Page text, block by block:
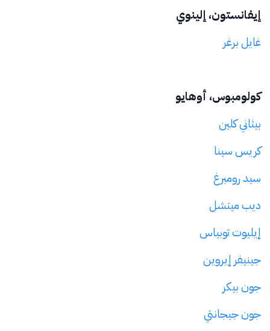
إيفانستون، إلينوي
غايل برغر
كولومبوس، أوهايو
بيثاني كلين
كريس سينا
سيد رومبرغ
ديب ميتشل
إيليوت توبياس
جينيفر إيروين
جون بيكر
جون جيجانتي